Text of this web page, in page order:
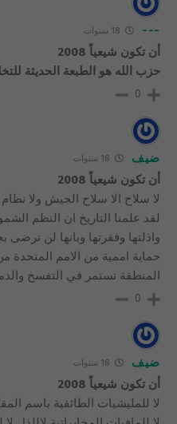
--- 18 سنوات
أن تكون شيعياً 2008
حزب الله هو الطبعة الحديثة
0
ضيف 18 سنوات
أن تكون شيعياً 2008
لا سلاح الا سلاح الجيش ولا نظام
لقد علمنا التاريخ ان النظم
واذلتها وفقرتها وبانها لن
حماية اممية من الامم المتحدة
المنطقة تستمر في التفسخ
0
ضيف 18 سنوات
أن تكون شيعياً 2008
لا للمليشيات الطائفية باسم